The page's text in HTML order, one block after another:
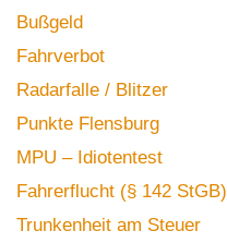
Bußgeld
Fahrverbot
Radarfalle / Blitzer
Punkte Flensburg
MPU – Idiotentest
Fahrerflucht (§ 142 StGB)
Trunkenheit am Steuer